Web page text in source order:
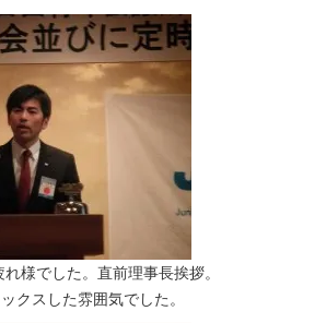
様でした。直前理事長挨拶。
クスした雰囲気でした。